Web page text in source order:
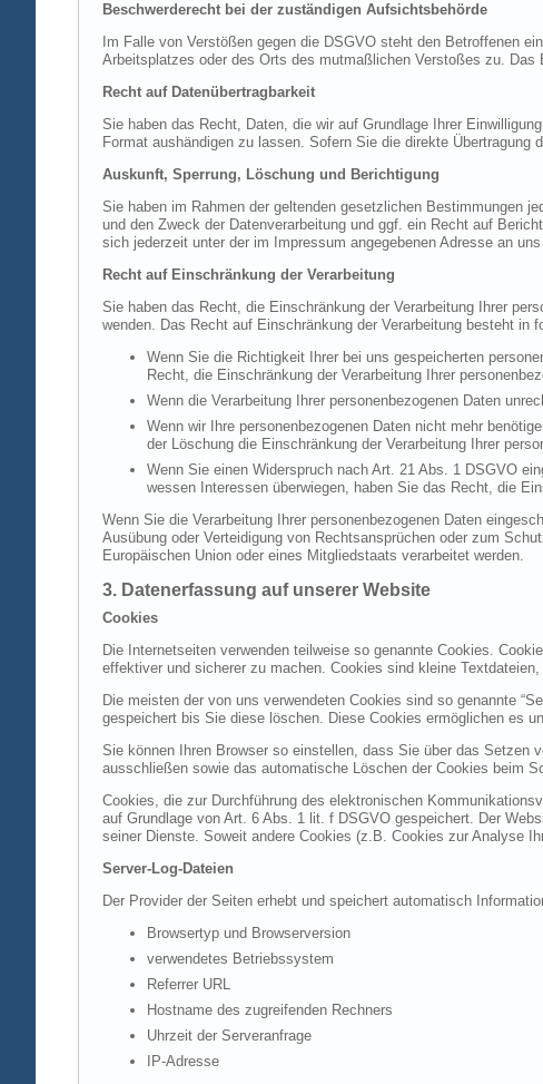
Beschwerderecht bei der zuständigen Aufsichtsbehörde
Im Falle von Verstößen gegen die DSGVO steht den Betroffenen
Arbeitsplatzes oder des Orts des mutmaßlichen Verstoßes zu.
Recht auf Datenübertragbarkeit
Sie haben das Recht, Daten, die wir auf Grundlage Ihrer
Format aushändigen zu lassen. Sofern Sie die direkte
Auskunft, Sperrung, Löschung und Berichtigung
Sie haben im Rahmen der geltenden gesetzlichen Bestimmungen
und den Zweck der Datenverarbeitung und ggf. ein Recht auf
sich jederzeit unter der im Impressum angegebenen Adresse an uns
Recht auf Einschränkung der Verarbeitung
Sie haben das Recht, die Einschränkung der Verarbeitung Ihrer
wenden. Das Recht auf Einschränkung der Verarbeitung besteht in
Wenn Sie die Richtigkeit Ihrer bei uns gespeicherten
Recht, die Einschränkung der Verarbeitung Ihrer
Wenn die Verarbeitung Ihrer personenbezogenen Daten
Wenn wir Ihre personenbezogenen Daten nicht mehr
der Löschung die Einschränkung der Verarbeitung Ihrer
Wenn Sie einen Widerspruch nach Art. 21 Abs. 1 DSGVO
wessen Interessen überwiegen, haben Sie das Recht, die
Wenn Sie die Verarbeitung Ihrer personenbezogenen Daten
Ausübung oder Verteidigung von Rechtsansprüchen oder zum
Europäischen Union oder eines Mitgliedstaats verarbeitet werden.
3. Datenerfassung auf unserer Website
Cookies
Die Internetseiten verwenden teilweise so genannte Cookies.
effektiver und sicherer zu machen. Cookies sind kleine
Die meisten der von uns verwendeten Cookies sind so genannte
gespeichert bis Sie diese löschen. Diese Cookies ermöglichen es
Sie können Ihren Browser so einstellen, dass Sie über das Setzen
ausschließen sowie das automatische Löschen der Cookies beim
Cookies, die zur Durchführung des elektronischen
auf Grundlage von Art. 6 Abs. 1 lit. f DSGVO gespeichert. Der
seiner Dienste. Soweit andere Cookies (z.B. Cookies zur Analyse
Server-Log-Dateien
Der Provider der Seiten erhebt und speichert automatisch
Browsertyp und Browserversion
verwendetes Betriebssystem
Referrer URL
Hostname des zugreifenden Rechners
Uhrzeit der Serveranfrage
IP-Adresse